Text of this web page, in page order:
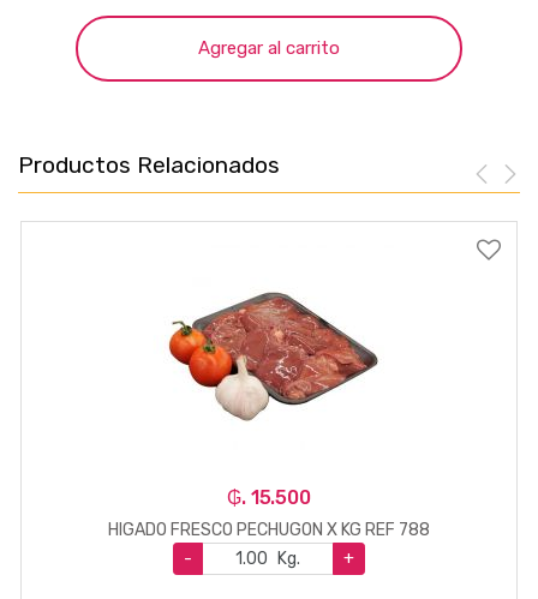
Agregar al carrito
Productos Relacionados
₲. 15.500
HIGADO FRESCO PECHUGON X KG REF 788
-
Kg. +